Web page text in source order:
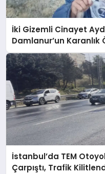
İki Gizemli Cinayet
Damlanur’un Karanlık
İstanbul’da TEM
Çarpıştı, Trafik